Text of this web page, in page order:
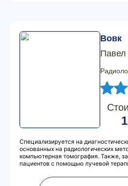
Вовк
Павел
Специализируется на
основанных на радиологических
компьютерная томография. Также,
пациентов с помощью лучевой